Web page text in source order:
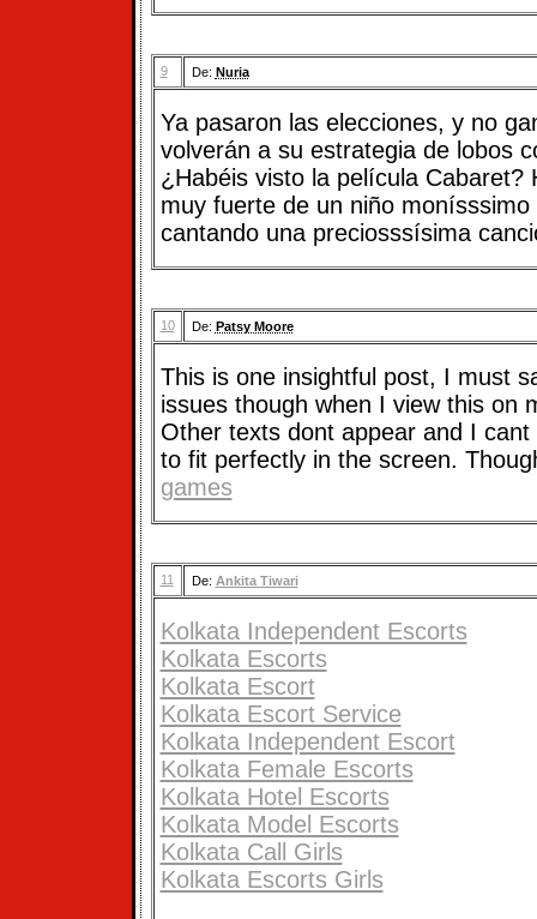
9 De: Nuria
Ya pasaron las elecciones, y no
volverán a su estrategia de lobos
¿Habéis visto la película Cabaret?
muy fuerte de un niño
cantando una preciosssísima
10 De: Patsy Moore
This is one insightful post, I must
issues though when I view this on
Other texts dont appear and I
to fit perfectly in the screen.
games
11 De: Ankita Tiwari
Kolkata Independent Escorts
Kolkata Escorts
Kolkata Escort
Kolkata Escort Service
Kolkata Independent Escort
Kolkata Female Escorts
Kolkata Hotel Escorts
Kolkata Model Escorts
Kolkata Call Girls
Kolkata Escorts Girls